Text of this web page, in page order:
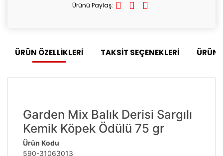
Ürünü Paylaş:
ÜRÜN ÖZELLİKLERİ TAKSİT SEÇENEKLERİ ÜRÜN
Garden Mix Balık Derisi Sargılı
Kemik Köpek Ödülü 75 gr
Ürün Kodu
590-31063013